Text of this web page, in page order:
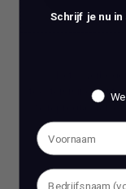
Het is
toestemming
Schrijf je nu